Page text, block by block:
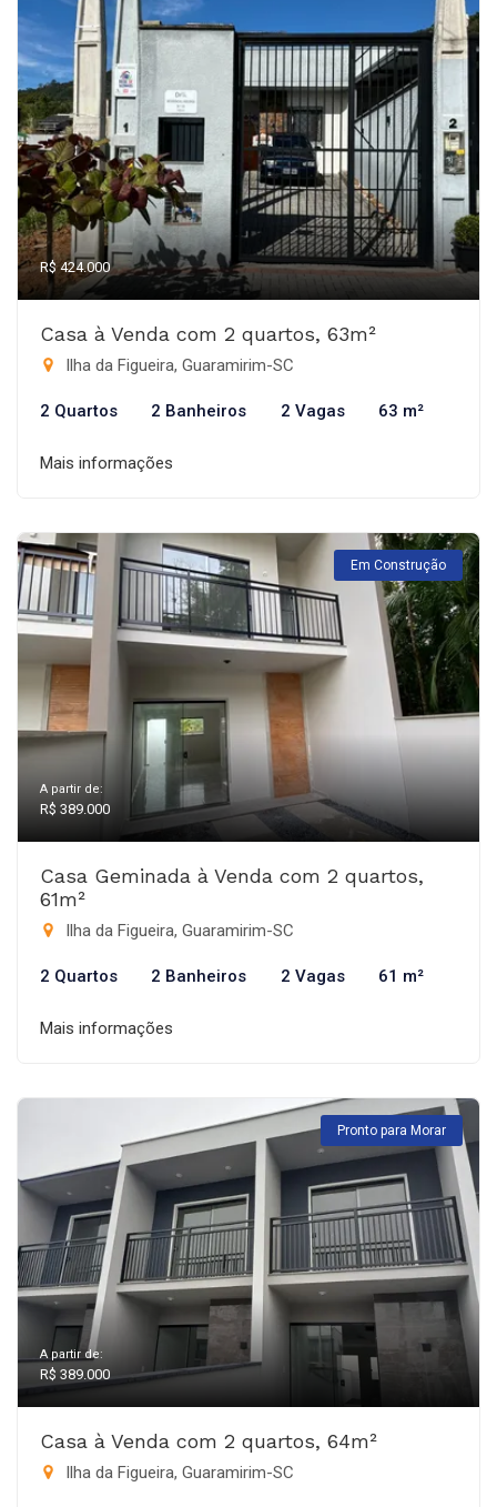
R$ 424.000
Casa à Venda com 2 quartos, 63m²
Ilha da Figueira, Guaramirim-SC
2 Quartos 2 Banheiros 2 Vagas 63 m²
Mais informações
Em Construção
A partir de:
R$ 389.000
Casa Geminada à Venda com 2 quartos,
61m²
Ilha da Figueira, Guaramirim-SC
2 Quartos 2 Banheiros 2 Vagas 61 m²
Mais informações
Pronto para Morar
A partir de:
R$ 389.000
Casa à Venda com 2 quartos, 64m²
Ilha da Figueira, Guaramirim-SC